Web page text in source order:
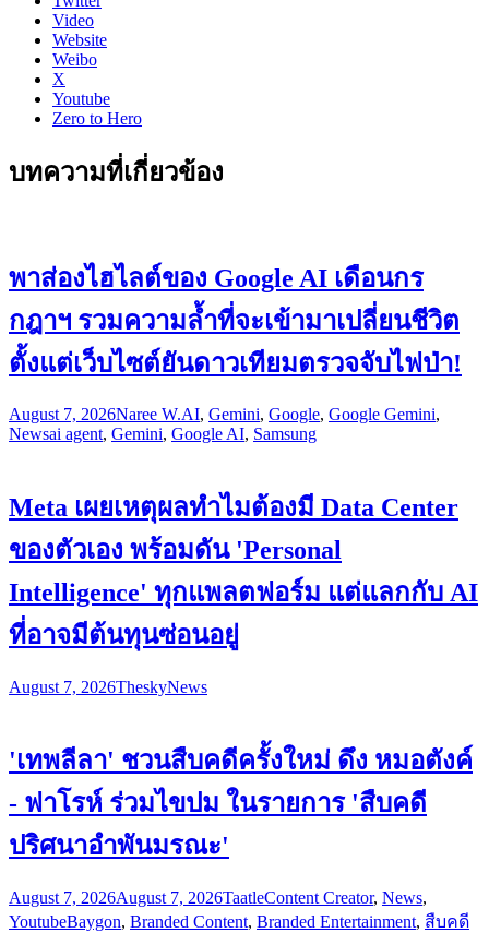
Video
Website
Weibo
X
Youtube
Zero to Hero
บทความที่เกี่ยวข้อง
พาส่องไฮไลต์ของ Google AI เดือนกร
กฎาฯ รวมความล้ำที่จะเข้ามาเปลี่ยนชีวิต
ตั้งแต่เว็บไซต์ยันดาวเทียมตรวจจับไฟป่า!
August 7, 2026Naree W.AI, Gemini, Google, Google Gemini,
Newsai agent, Gemini, Google AI, Samsung
Meta เผยเหตุผลทำไมต้องมี Data Center
ของตัวเอง พร้อมดัน 'Personal
Intelligence' ทุกแพลตฟอร์ม แต่แลกกับ AI
ที่อาจมีต้นทุนซ่อนอยู่
August 7, 2026TheskyNews
'เทพลีลา' ชวนสืบคดีครั้งใหม่ ดึง หมอตังค์
- ฟาโรห์ ร่วมไขปม ในรายการ 'สืบคดี
ปริศนาอำพันมรณะ'
August 7, 2026August 7, 2026TaatleContent Creator, News,
YoutubeBaygon, Branded Content, Branded Entertainment, สืบคดี